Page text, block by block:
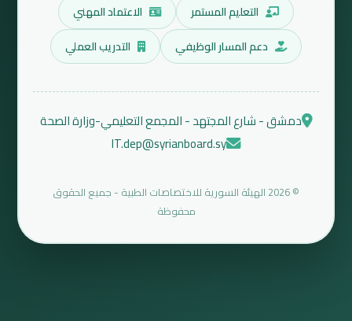
التعليم المستمر
الاعتماد المهني
دعم المسار الوظيفي
التدريب العملي
دمشق - شارع المجتهد - المجمع التعليمي-وزارة الصحة
IT.dep@syrianboard.sy
© 2026 الهيئة السورية للاختصاصات الطبية - جميع الحقوق
محفوظة